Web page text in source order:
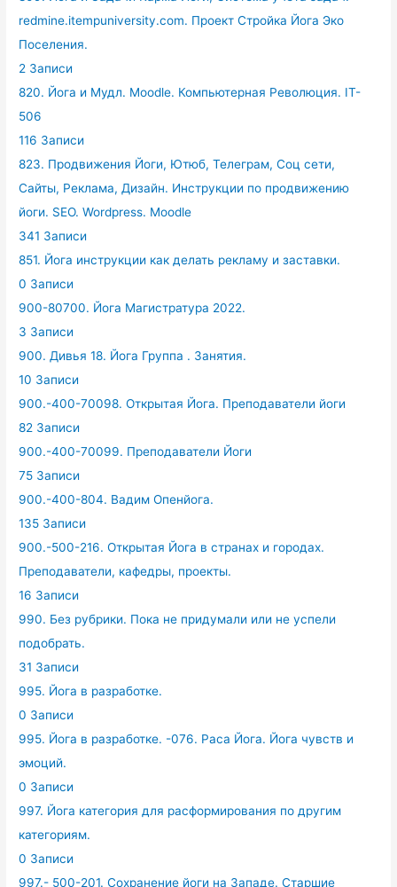
redmine.itempuniversity.com. Проект Стройка Йога Эко
Поселения.
2 Записи
820. Йога и Мудл. Moodle. Компьютерная Революция. IT-
506
116 Записи
823. Продвижения Йоги, Ютюб, Телеграм, Соц сети,
Сайты, Реклама, Дизайн. Инструкции по продвижению
йоги. SEO. Wordpress. Moodle
341 Записи
851. Йога инструкции как делать рекламу и заставки.
0 Записи
900-80700. Йога Магистратура 2022.
3 Записи
900. Дивья 18. Йога Группа . Занятия.
10 Записи
900.-400-70098. Открытая Йога. Преподаватели йоги
82 Записи
900.-400-70099. Преподаватели Йоги
75 Записи
900.-400-804. Вадим Опенйога.
135 Записи
900.-500-216. Открытая Йога в странах и городах.
Преподаватели, кафедры, проекты.
16 Записи
990. Без рубрики. Пока не придумали или не успели
подобрать.
31 Записи
995. Йога в разработке.
0 Записи
995. Йога в разработке. -076. Раса Йога. Йога чувств и
эмоций.
0 Записи
997. Йога категория для расформирования по другим
категориям.
0 Записи
997.- 500-201. Сохранение йоги на Западе. Старшие